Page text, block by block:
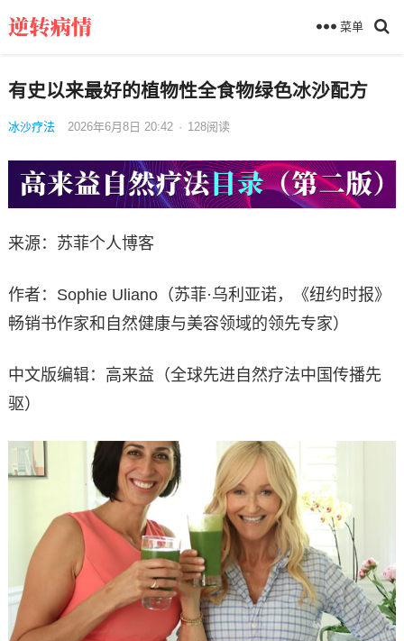
菜单
有史以来最好的植物性全食物绿色冰沙配方
冰沙疗法 2026年6月8日 20:42 · 128阅读
来源：苏菲个人博客
作者：Sophie Uliano（苏菲·乌利亚诺，《纽约时报》
畅销书作家和自然健康与美容领域的领先专家）
中文版编辑：高来益（全球先进自然疗法中国传播先
驱）